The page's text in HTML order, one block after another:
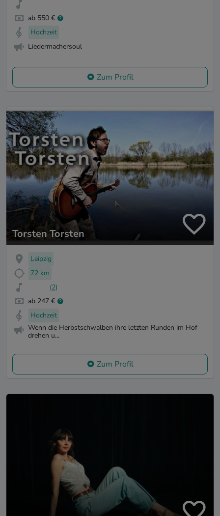
ab 550 €
Hochzeit
Liedermachersoul
Zum Profil
Torsten Torsten
Leipzig
72 km
(2)
ab 247 €
Hochzeit
Wenn die Herbstschwalben ihre letzten Runden im Hof
drehen u...
Zum Profil